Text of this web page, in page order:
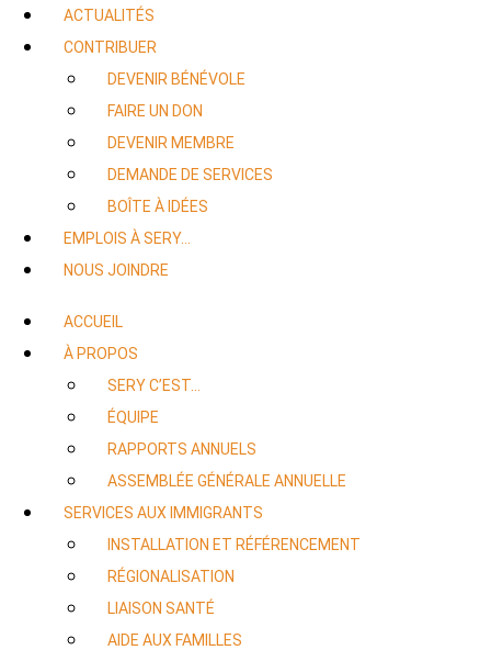
ACTUALITÉS
CONTRIBUER
DEVENIR BÉNÉVOLE
FAIRE UN DON
DEVENIR MEMBRE
DEMANDE DE SERVICES
BOÎTE À IDÉES
EMPLOIS À SERY…
NOUS JOINDRE
ACCUEIL
À PROPOS
SERY C’EST…
ÉQUIPE
RAPPORTS ANNUELS
ASSEMBLÉE GÉNÉRALE ANNUELLE
SERVICES AUX IMMIGRANTS
INSTALLATION ET RÉFÉRENCEMENT
RÉGIONALISATION
LIAISON SANTÉ
AIDE AUX FAMILLES